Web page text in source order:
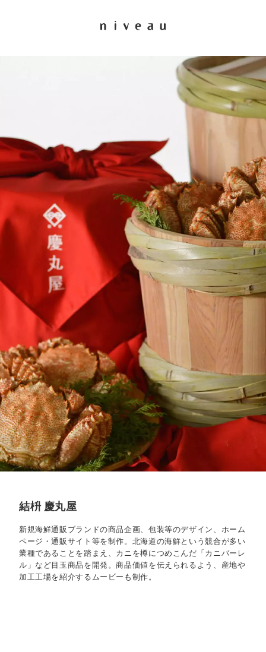
結枡 慶丸屋
新規海鮮通販ブランドの商品企画、包装等のデザイン、ホーム
ページ・通販サイト等を制作。北海道の海鮮という競合が多い
業種であることを踏まえ、カニを樽につめこんだ「カニバーレ
ル」など目玉商品を開発。商品価値を伝えられるよう、産地や
加工工場を紹介するムービーも制作。